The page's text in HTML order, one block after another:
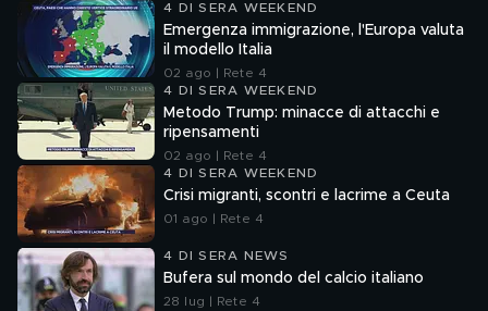
4 DI SERA WEEKEND
Emergenza immigrazione, l'Europa valuta
il modello Italia
02 ago | Rete 4
4 DI SERA WEEKEND
Metodo Trump: minacce di attacchi e
ripensamenti
02 ago | Rete 4
4 DI SERA WEEKEND
Crisi migranti, scontri e lacrime a Ceuta
01 ago | Rete 4
4 DI SERA NEWS
Bufera sul mondo del calcio italiano
28 lug | Rete 4